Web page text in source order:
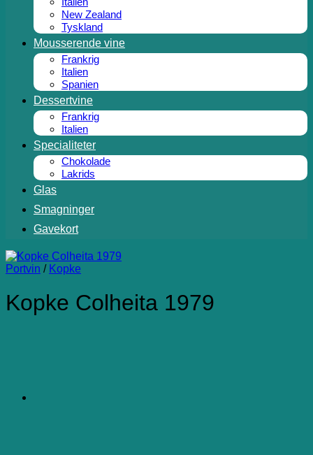
New Zealand
Tyskland
Mousserende vine
Frankrig
Italien
Spanien
Dessertvine
Frankrig
Italien
Specialiteter
Chokolade
Lakrids
Glas
Smagninger
Gavekort
Portvin / Kopke
Kopke Colheita 1979